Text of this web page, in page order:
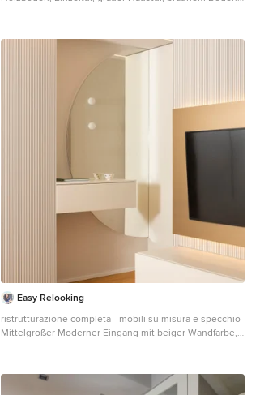
Easy Relooking
ristrutturazione completa - mobili su misura e specchio
Mittelgroßer Moderner Eingang mit beiger Wandfarbe,